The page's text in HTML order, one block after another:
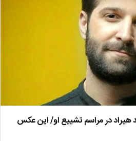
هیراد در مراسم تشییع او/ این عکس